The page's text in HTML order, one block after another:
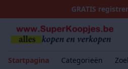
GRATIS
Startpagina Categorieën